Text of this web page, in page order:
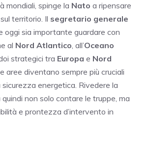
mondiali, spinge la Nato a ripensare
territorio. Il segretario generale
oggi sia importante guardare con
al Nord Atlantico, all’Oceano
strategici tra Europa e Nord
aree diventano sempre più cruciali
energetica. Rivedere la
non solo contare le truppe, ma
e prontezza d’intervento in